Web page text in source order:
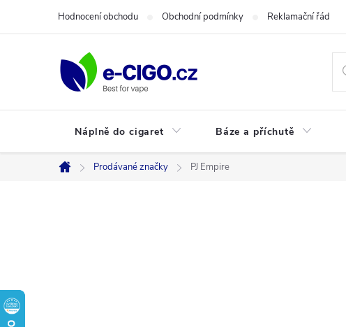
Hodnocení obchodu Obchodní podmínky Reklamační řád
Náplně do cigaret Báze a příchutě
Domů
Prodávané značky PJ Empire